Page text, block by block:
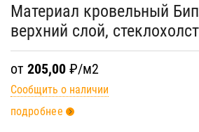
Материал кровельный
верхний слой,
от 205,00 ₽/м2
Сообщить о наличии
подробнее